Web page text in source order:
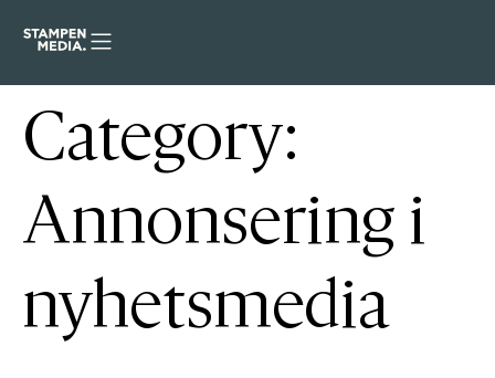
Category:
Annonsering i
nyhetsmedia